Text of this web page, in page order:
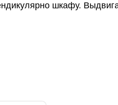
шкафу.